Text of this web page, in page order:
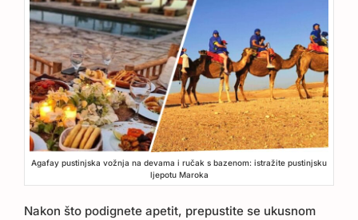
Agafay pustinjska vožnja na devama i ručak s bazenom: istražite pustinjsku
ljepotu Maroka
Nakon što podignete apetit, prepustite se ukusnom